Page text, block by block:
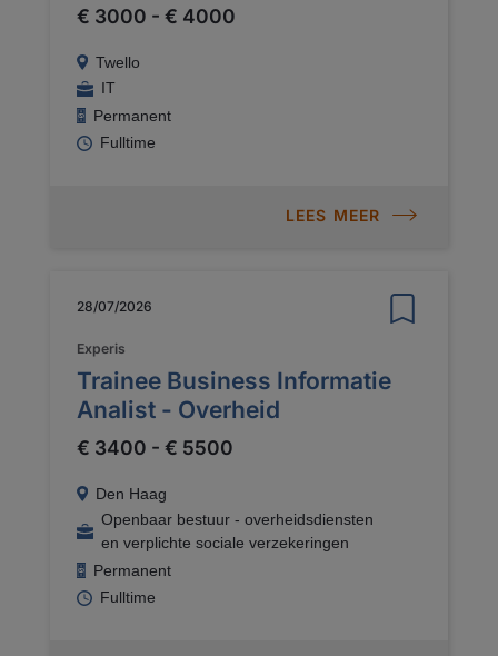
€ 3000 - € 4000
Twello
IT
Permanent
Fulltime
LEES MEER
28/07/2026
Experis
Trainee Business Informatie
Analist - Overheid
€ 3400 - € 5500
Den Haag
Openbaar bestuur - overheidsdiensten
en verplichte sociale verzekeringen
Permanent
Fulltime